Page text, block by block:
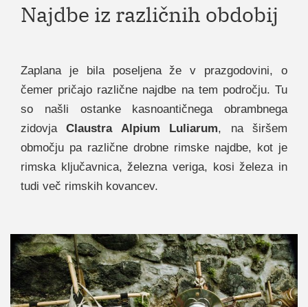
Najdbe iz različnih obdobij
Zaplana je bila poseljena že v prazgodovini, o
čemer pričajo različne najdbe na tem področju. Tu
so našli ostanke kasnoantičnega obrambnega
zidovjaClaustra Alpium Luliarum, na širšem
območju pa različne drobne rimske najdbe, kot je
rimska ključavnica, železna veriga, kosi železa in
tudi več rimskih kovancev.